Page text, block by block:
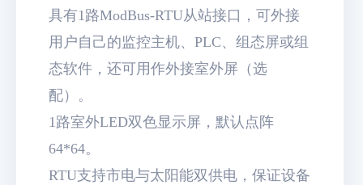
具有1路ModBus-RTU从站接口，可外接
用户自己的监控主机、PLC、组态屏或组
态软件，还可用作外接室外屏（选
配）。
1路室外LED双色显示屏，默认点阵
64*64。
RTU支持市电与太阳能双供电，保证设备